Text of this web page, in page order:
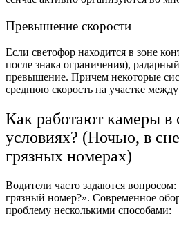
Превышение скорости
Если светофор находится в зоне
после знака ограничения),
превышение. Причем некоторые
среднюю скорость на участке
Как работают камеры
условиях? (Ночью, в
грязных номерах)
Водители часто задаются
грязный номер?». Современное
проблему несколькими способами: